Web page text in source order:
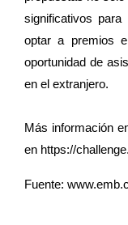
significativos
optar a premios
oportunidad de
en el extranjero.
Más información
en https://
Fuente: